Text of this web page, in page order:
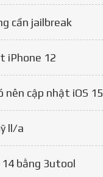
cần jailbreak
iPhone 12
nên cập nhật iOS 15
ll/a
14 bằng 3utool